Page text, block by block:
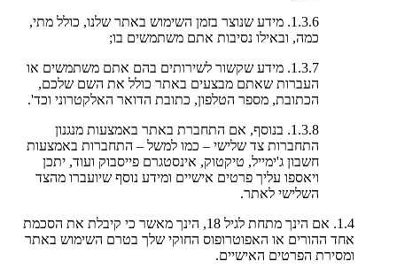
1.3.6. מידע שנוצר בזמן השימוש באתר שלנו, כולל מתי,
כמה, ובאילו נסיבות אתם משתמשים בו;
1.3.7. מידע שקשור לשירותים בהם אתם משתמשים או
העברות שאתם מבצעים באתר כולל את השם שלכם,
הכתובת, מספר הטלפון, כתובת הדואר האלקטרוני וכד'.
1.3.8. בנוסף, אם התחברת באתר באמצעות מנגנון
התחברות צד שלישי – כמו למשל – התחברות באמצעות
חשבון ג'ימייל, טיקטוק, אינסטגרם פייסבוק ועוד, יתכן
ויאספו עליך פרטים אישיים ומידע נוסף שיועברו מהצד
השלישי לאתר.
1.4. אם הינך מתחת לגיל 18, הינך מאשר כי קיבלת את הסכמת
אחד ההורים או האפוטרופוס החוקי שלך בטרם השימוש באתר
ומסירת הפרטים האישיים.